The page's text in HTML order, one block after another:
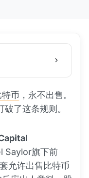
特币 ，永不出售。
了这条规则。
Saylor旗下前
允许出售比特币